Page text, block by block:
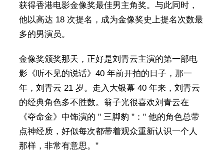
获得香港电影金像奖最佳男主角奖。与此同时，
他以高达 18 次提名，成为金像奖史上提名次数最
多的男演员。
金像奖颁奖那天，正好是刘青云主演的第一部电
影《听不见的说话》40 年前开拍的日子，那一
年，刘青云 21 岁。走入大银幕 40 年来，刘青云
的经典角色多不胜数。翁子光很喜欢刘青云在
《夺命金》中饰演的 " 三脚豹 "：" 他的角色总带
点神经质，好似每次都带着观众重新认识一个人
那样，非常有意思。"